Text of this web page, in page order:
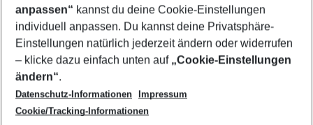
Footer
Footer navigation
Über uns
AGB
Bestpreisgarantie
Cookie-Einstellungen ändern
Cookie-Richtlinie
Agenturbetreuung
Barrierefreies Reisen
Folge uns
anpassen“ kannst du deine Cookie-Einstellungen
individuell anpassen. Du kannst deine Privatsphäre-
Einstellungen natürlich jederzeit ändern oder widerrufen
– klicke dazu einfach unten auf „Cookie-Einstellungen
ändern“.
Datenschutz-Informationen
Impressum
Cookie/Tracking-Informationen